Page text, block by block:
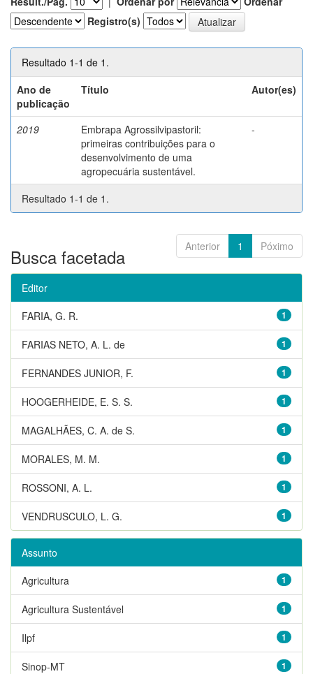
Registro(s)
Resultado 1-1 de 1.
Ano de
publicação
Título Autor(es)
2019
Embrapa Agrossilvipastoril:
primeiras contribuições para o
desenvolvimento de uma
agropecuária sustentável.
-
Resultado 1-1 de 1.
Anterior 1 Póximo
Busca facetada
Editor
1
FARIA, G. R.
1
FARIAS NETO, A. L. de
1
FERNANDES JUNIOR, F.
1
HOOGERHEIDE, E. S. S.
1
MAGALHÃES, C. A. de S.
1
MORALES, M. M.
1
ROSSONI, A. L.
1
VENDRUSCULO, L. G.
Assunto
1
Agricultura
1
Agricultura Sustentável
1
Ilpf
1
Sinop-MT